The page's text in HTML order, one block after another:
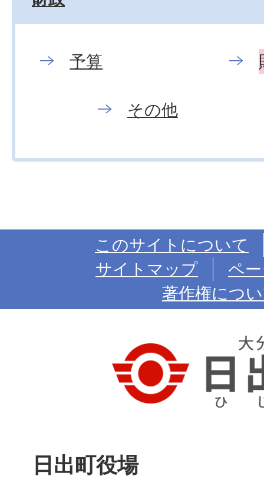
予算
その他
このサイトについて
サイトマップ
ペ
著作権につ
日出町役場